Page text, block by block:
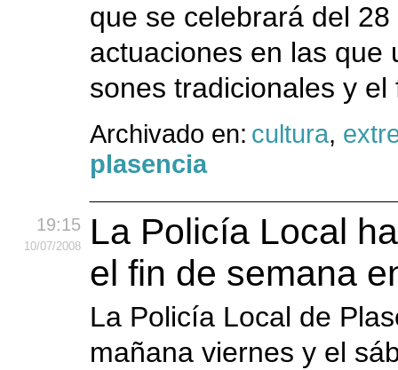
que se celebrará del
actuaciones en las que
sones tradicionales y
Archivado en: cultura,
plasencia
19:15
10/07/2008
La Policía Local
el fin de semana
La Policía Local de
mañana viernes y el